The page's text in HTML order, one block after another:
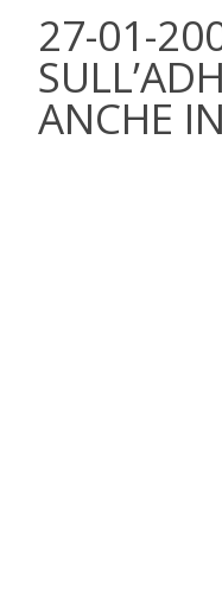
27-01-
ANCHE